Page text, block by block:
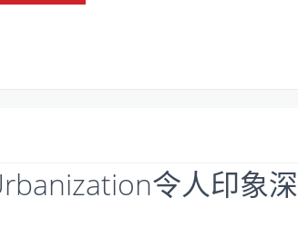
令人印象深